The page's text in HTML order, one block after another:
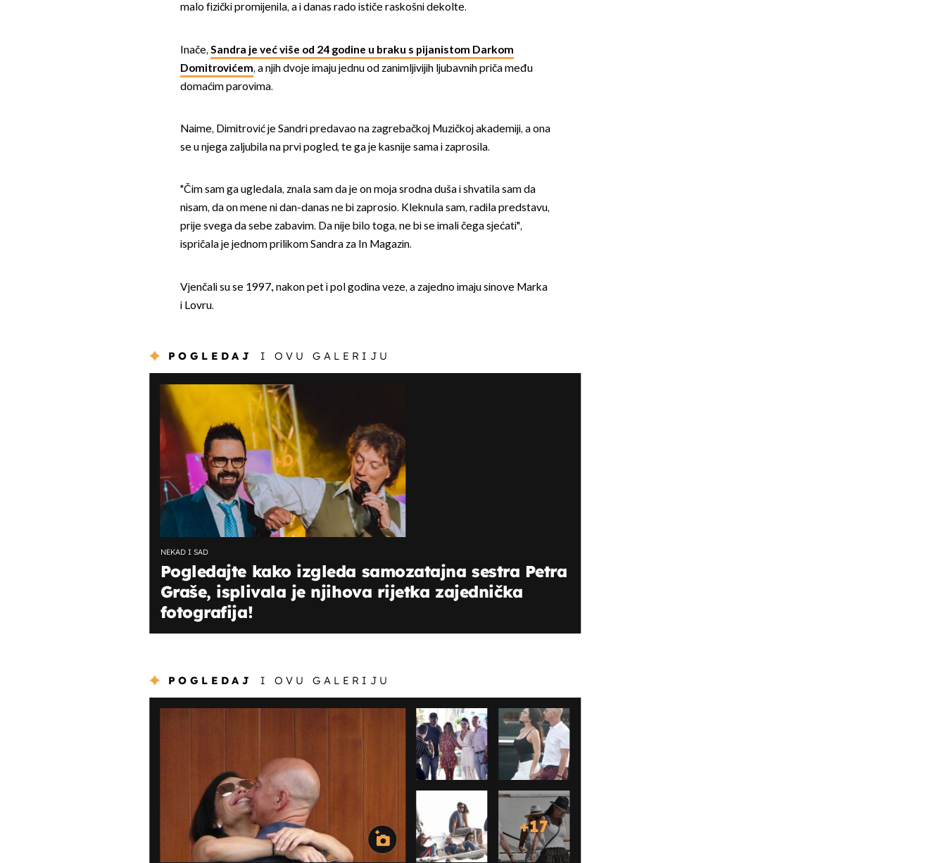
malo fizički promijenila, a i danas rado ističe raskošni dekolte.
Inače, Sandra je već više od 24 godine u braku s pijanistom Darkom
Domitrovićem, a njih dvoje imaju jednu od zanimljivijih ljubavnih priča među
domaćim parovima.
Naime, Dimitrović je Sandri predavao na zagrebačkoj Muzičkoj akademiji, a ona
se u njega zaljubila na prvi pogled, te ga je kasnije sama i zaprosila.
"Čim sam ga ugledala, znala sam da je on moja srodna duša i shvatila sam da
nisam, da on mene ni dan-danas ne bi zaprosio. Kleknula sam, radila predstavu,
prije svega da sebe zabavim. Da nije bilo toga, ne bi se imali čega sjećati",
ispričala je jednom prilikom Sandra za In Magazin.
Vjenčali su se 1997., nakon pet i pol godina veze, a zajedno imaju sinove Marka
i Lovru.
POGLEDAJ I OVU GALERIJU
+0
NEKAD I SAD
Pogledajte kako izgleda samozatajna sestra Petra
Graše, isplivala je njihova rijetka zajednička
fotografija!
POGLEDAJ I OVU GALERIJU
+17
OMOGUĆI OBAVIJESTI